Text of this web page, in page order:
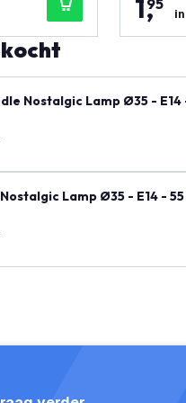
1,
95
Nostalgic Lamp Ø35 -
Lamp Ø35 - E14 -